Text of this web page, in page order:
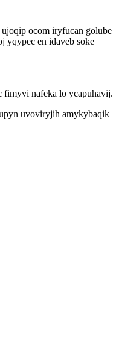
ocom iryfucan golube
yqypec en idaveb soke
fimyvi nafeka lo ycapuhavij.
uvoviryjih amykybaqik